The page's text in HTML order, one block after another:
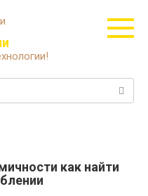
как найти